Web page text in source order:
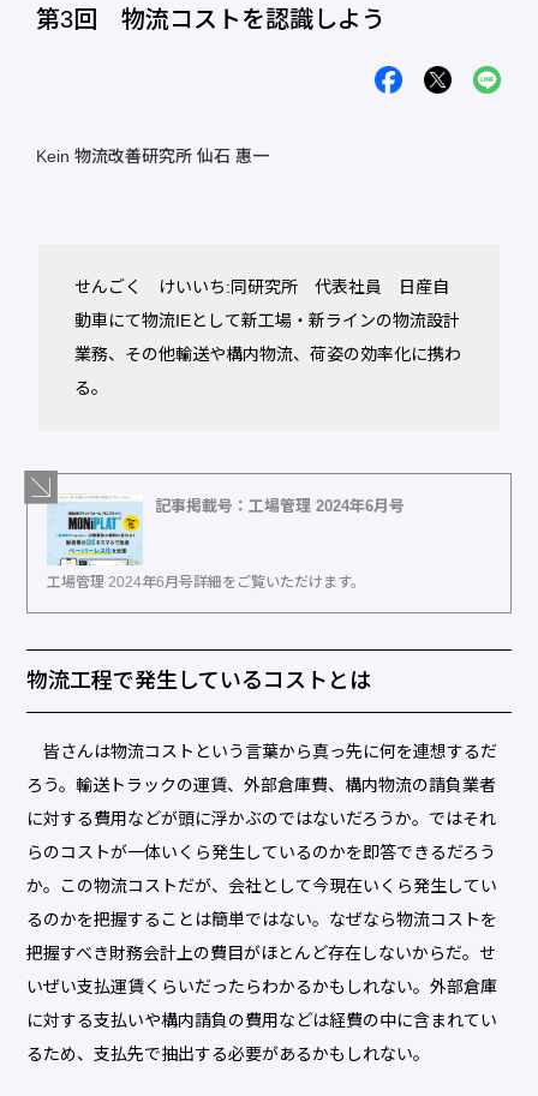
第3回 物流コストを認識しよう
Kein 物流改善研究所 仙石 惠一
せんごく けいいち:同研究所 代表社員 日産自
動車にて物流IEとして新工場・新ラインの物流設計
業務、その他輸送や構内物流、荷姿の効率化に携わ
る。
記事掲載号：工場管理 2024年6月号
工場管理 2024年6月号詳細をご覧いただけます。
物流工程で発生しているコストとは
皆さんは物流コストという言葉から真っ先に何を連想するだ
ろう。輸送トラックの運賃、外部倉庫費、構内物流の請負業者
に対する費用などが頭に浮かぶのではないだろうか。ではそれ
らのコストが一体いくら発生しているのかを即答できるだろう
か。この物流コストだが、会社として今現在いくら発生してい
るのかを把握することは簡単ではない。なぜなら物流コストを
把握すべき財務会計上の費目がほとんど存在しないからだ。せ
いぜい支払運賃くらいだったらわかるかもしれない。外部倉庫
に対する支払いや構内請負の費用などは経費の中に含まれてい
るため、支払先で抽出する必要があるかもしれない。